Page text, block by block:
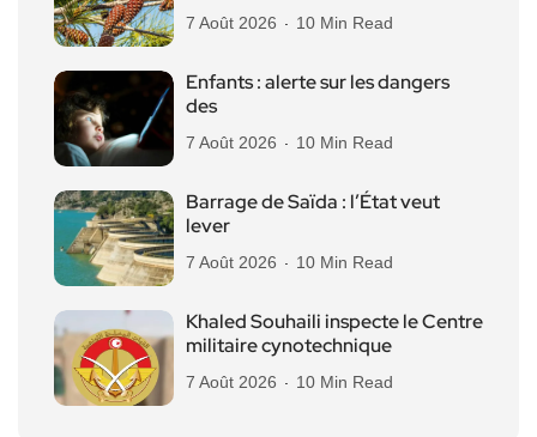
7 Août 2026 10 Min Read
Enfants : alerte sur les dangers
des
7 Août 2026 10 Min Read
Barrage de Saïda : l’État veut
lever
7 Août 2026 10 Min Read
Khaled Souhaili inspecte le Centre
militaire cynotechnique
7 Août 2026 10 Min Read